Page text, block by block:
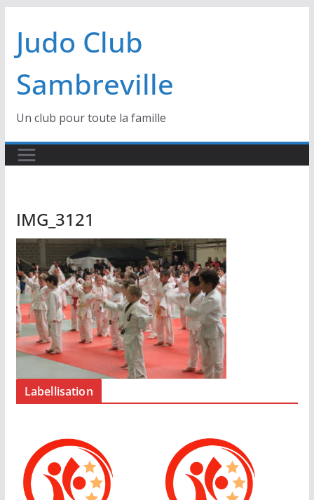
contenu
Judo Club
Sambreville
Un club pour toute la famille
IMG_3121
Labellisation